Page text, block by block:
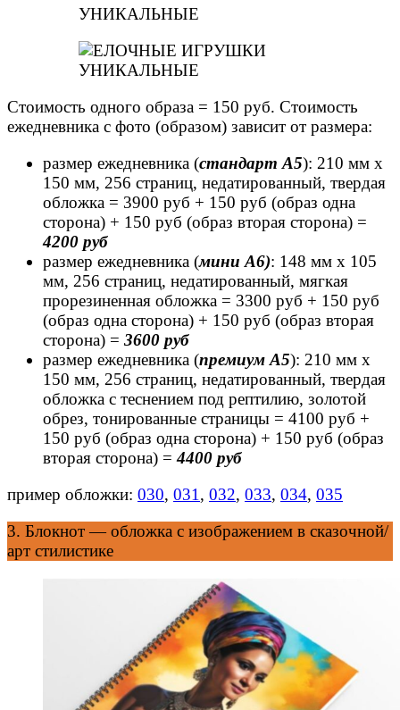
Стоимость одного образа = 150 руб. Стоимость
ежедневника с фото (образом) зависит от размера:
размер ежедневника (стандарт А5): 210 мм х
150 мм, 256 страниц, недатированный, твердая
обложка = 3900 руб + 150 руб (образ одна
сторона) + 150 руб (образ вторая сторона) =
4200 руб
размер ежедневника (мини А6): 148 мм х 105
мм, 256 страниц, недатированный, мягкая
прорезиненная обложка = 3300 руб + 150 руб
(образ одна сторона) + 150 руб (образ вторая
сторона) = 3600 руб
размер ежедневника (премиум А5): 210 мм х
150 мм, 256 страниц, недатированный, твердая
обложка с теснением под рептилию, золотой
обрез, тонированные страницы = 4100 руб +
150 руб (образ одна сторона) + 150 руб (образ
вторая сторона) =4400 руб
пример обложки: 030, 031 , 032, 033, 034, 035
3. Блокнот — обложка с изображением в сказочной/
арт стилистике